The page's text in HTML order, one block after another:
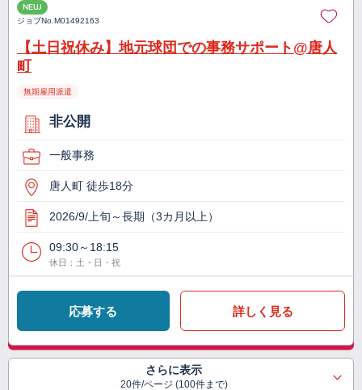
NEW
ジョブNo.M01492163
【土日祝休み】地元球団での事務サポート@唐人
町
無期雇用派遣
非公開
一般事務
唐人町 徒歩18分
2026/9/上旬～長期（3カ月以上）
09:30～18:15
休日：土・日・祝
応募する 詳しく見る
さらに表示
20件/ページ (100件まで)